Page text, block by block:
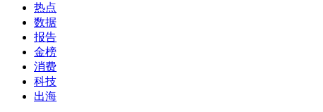
热点
数据
报告
金榜
消费
科技
出海